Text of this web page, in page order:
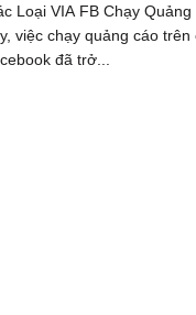
Loại VIA FB Chạy Quảng
việc chạy quảng cáo trên
đã trở...